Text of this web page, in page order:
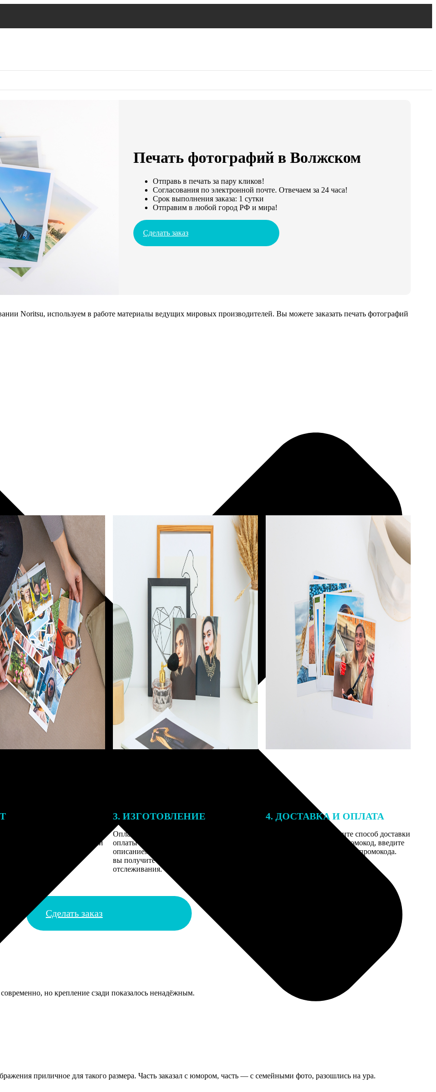
Печать фотографий в Волжском
Отправь в печать за пару кликов!
Согласования по электронной почте. Отвечаем за 24 часа!
Срок выполнения заказа: 1 сутки
Отправим в любой город РФ и мира!
Сделать заказ
Noritsu, используем в работе материалы ведущих мировых производителей. Вы можете заказать печать фотографий
могут связаться с Вами
3. ИЗГОТОВЛЕНИЕ
Оплатите заказ банковской картой. После
оплаты получите подтверждение на email с
описанием заказа. Когда отправим заказ,
вы получите письмо с трек-номером для
отслеживания.
4. ДОСТАВКА И ОПЛАТА
Введите адрес и выберите способ доставки
заказа. Если у вас есть промокод, введите
его в специальное поле для промокода.
Сделать заказ
но крепление сзади показалось ненадёжным.
приличное для такого размера. Часть заказал с юмором, часть — с семейными фото, разошлись на ура.